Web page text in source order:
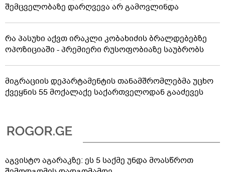
შემცველობაზე დარღვევა არ გამოვლინდა
რა პასუხი აქვთ ირაკლი კობახიძის ბრალდებებზე
ოპოზიციაში - პრემიერი რუსოფობიაზე საუბრობს
მიგრაციის დეპარტამენტის თანამშრომლებმა უცხო
ქვეყნის 55 მოქალაქე საქართველოდან გააძევეს
აგვისტო აგარაკზე: ეს 5 საქმე უნდა მოასწროთ